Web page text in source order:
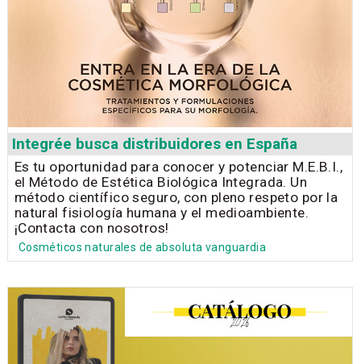
Integrée busca distribuidores en España
Es tu oportunidad para conocer y potenciar M.E.B.I.,
el Método de Estética Biológica Integrada. Un
método científico seguro, con pleno respeto por la
natural fisiología humana y el medioambiente.
¡Contacta con nosotros!
Cosméticos naturales de absoluta vanguardia